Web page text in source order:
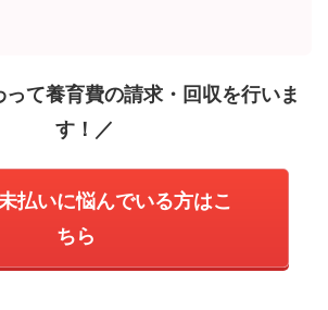
って養育費の請求・回収を行いま
す！／
払いに悩んでいる方はこ
ちら